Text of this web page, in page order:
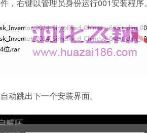
，右键以管理员身份运行001安装程序。
动跳出下一个安装界面。